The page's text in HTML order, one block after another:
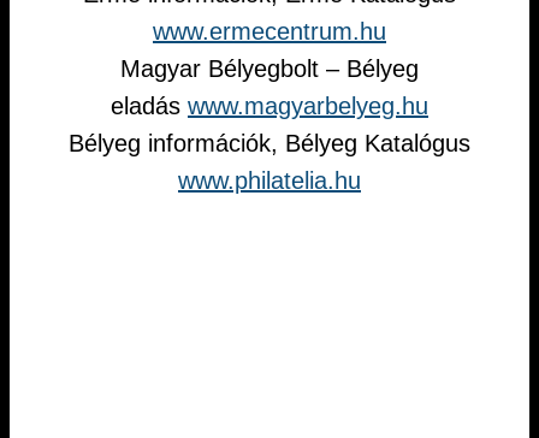
www.ermecentrum.hu
Magyar Bélyegbolt – Bélyeg
eladás www.magyarbelyeg.hu
Bélyeg információk, Bélyeg Katalógus
www.philatelia.hu